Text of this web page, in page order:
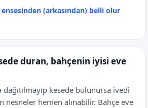
ensesinden (arkasından) belli olur
duran, bahçenin iyisi eve
kesede bulunursa ivedi
nesneler hemen alınabilir. Bahçe eve